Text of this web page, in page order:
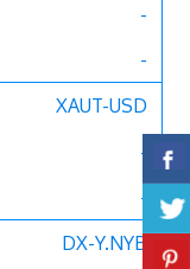
-
-
XAUT-USD
-
-
DX-Y.NYB